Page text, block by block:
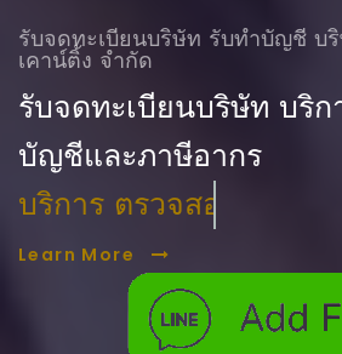
รับจดทะเบียนบริษัท รับทําบัญชี บ
เคาน์ติ้ง จำกัด
รับจดทะเบียนบริษัท บริก
บัญชีและภาษีอากร
บริการ ตรวจสอบบัญชี
Learn More